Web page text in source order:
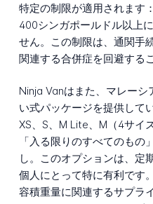
特定の制限が適用されます
400シンガポールドル以上
せん。この制限は、通関手
関連する合併症を回避する
Ninja Vanはまた、マレー
い式パッケージを提供して
XS、S、M Lite、M（4サイ
「入る限りのすべてのも
し。このオプションは、定
個人にとって特に有利です
容積重量に関連するサプラ